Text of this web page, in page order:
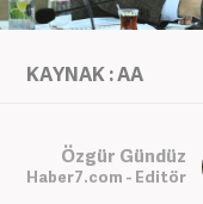
KAYNAK : AA
Özgür Gündüz
Haber7.com - Editör